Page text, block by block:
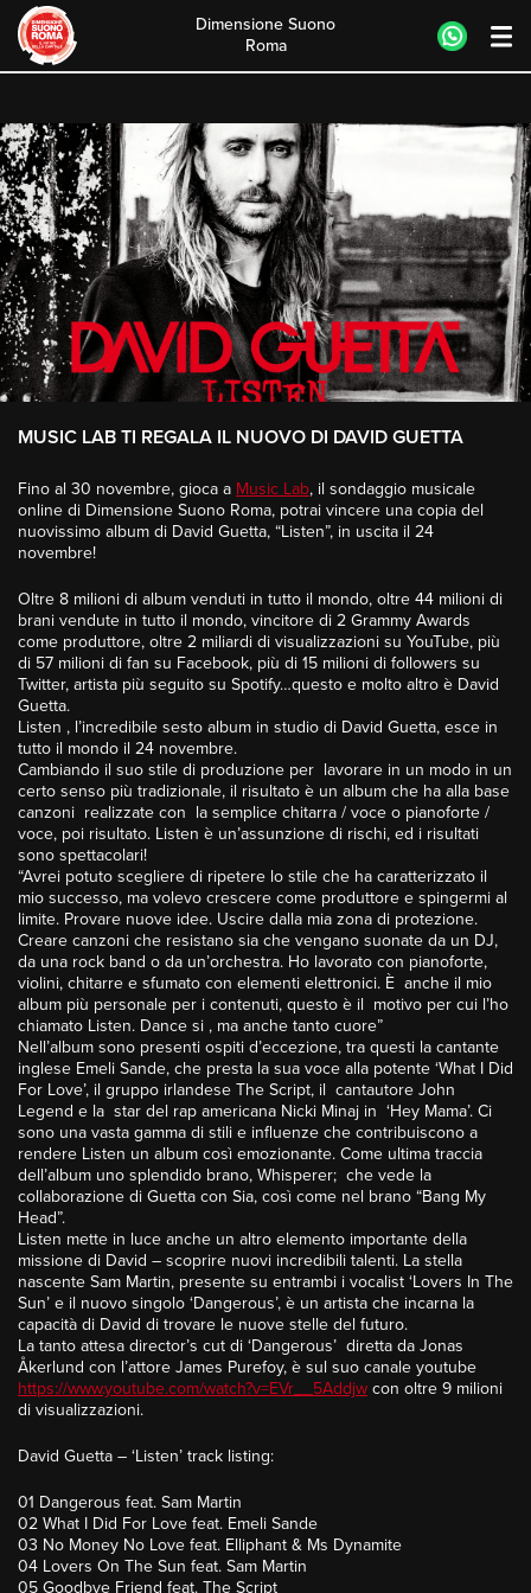
content
Dimensione Suono
Roma
MUSIC LAB TI REGALA IL NUOVO DI DAVID GUETTA
Fino al 30 novembre, gioca a Music Lab, il sondaggio musicale
online di Dimensione Suono Roma, potrai vincere una copia del
nuovissimo album di David Guetta, “Listen”, in uscita il 24
novembre!
Oltre 8 milioni di album venduti in tutto il mondo, oltre 44 milioni di
brani vendute in tutto il mondo, vincitore di 2 Grammy Awards
come produttore, oltre 2 miliardi di visualizzazioni su YouTube, più
di 57 milioni di fan su Facebook, più di 15 milioni di followers su
Twitter, artista più seguito su Spotify…questo e molto altro è David
Guetta.
Listen , l’incredibile sesto album in studio di David Guetta, esce in
tutto il mondo il 24 novembre.
Cambiando il suo stile di produzione per lavorare in un modo in un
certo senso più tradizionale, il risultato è un album che ha alla base
canzoni realizzate con la semplice chitarra / voce o pianoforte /
voce, poi risultato. Listen è un’assunzione di rischi, ed i risultati
sono spettacolari!
“Avrei potuto scegliere di ripetere lo stile che ha caratterizzato il
mio successo, ma volevo crescere come produttore e spingermi al
limite. Provare nuove idee. Uscire dalla mia zona di protezione.
Creare canzoni che resistano sia che vengano suonate da un DJ,
da una rock band o da un’orchestra. Ho lavorato con pianoforte,
violini, chitarre e sfumato con elementi elettronici. È anche il mio
album più personale per i contenuti, questo è il motivo per cui l’ho
chiamato Listen. Dance si , ma anche tanto cuore”
Nell’album sono presenti ospiti d’eccezione, tra questi la cantante
inglese Emeli Sande, che presta la sua voce alla potente ‘What I Did
For Love’, il gruppo irlandese The Script, il cantautore John
Legend e la star del rap americana Nicki Minaj in ‘Hey Mama’. Ci
sono una vasta gamma di stili e influenze che contribuiscono a
rendere Listen un album così emozionante. Come ultima traccia
dell’album uno splendido brano, Whisperer; che vede la
collaborazione di Guetta con Sia, così come nel brano “Bang My
Head”.
Listen mette in luce anche un altro elemento importante della
missione di David – scoprire nuovi incredibili talenti. La stella
nascente Sam Martin, presente su entrambi i vocalist ‘Lovers In The
Sun’ e il nuovo singolo ‘Dangerous’, è un artista che incarna la
capacità di David di trovare le nuove stelle del futuro.
La tanto attesa director’s cut di ‘Dangerous’ diretta da Jonas
Åkerlund con l’attore James Purefoy, è sul suo canale youtube
https://www.youtube.com/watch?v=EVr__5Addjw con oltre 9 milioni
di visualizzazioni.
David Guetta – ‘Listen’ track listing:
01 Dangerous feat. Sam Martin
02 What I Did For Love feat. Emeli Sande
03 No Money No Love feat. Elliphant & Ms Dynamite
04 Lovers On The Sun feat. Sam Martin
05 Goodbye Friend feat. The Script